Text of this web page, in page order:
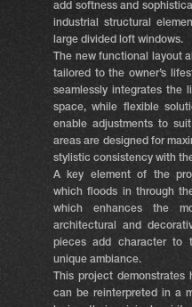
add softness and
industrial structural
large divided loft windows.
The new functional layout
tailored to the owner’s
seamlessly integrates the
space, while flexible
enable adjustments to
areas are designed for
stylistic consistency with
A key element of the
which floods in through
which enhances the
architectural and
pieces add character to
unique ambiance.
This project demonstrates
can be reinterpreted in a